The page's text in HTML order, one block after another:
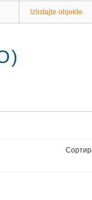
Izlistajte objekte